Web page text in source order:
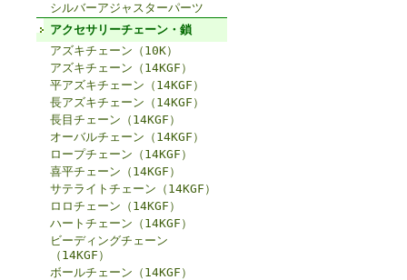
シルバーアジャスターパーツ
アクセサリーチェーン・鎖
アズキチェーン（10K）
アズキチェーン（14KGF）
平アズキチェーン（14KGF）
長アズキチェーン（14KGF）
長目チェーン（14KGF）
オーバルチェーン（14KGF）
ロープチェーン（14KGF）
喜平チェーン（14KGF）
サテライトチェーン（14KGF）
ロロチェーン（14KGF）
ハートチェーン（14KGF）
ビーディングチェーン
（14KGF）
ボールチェーン（14KGF）